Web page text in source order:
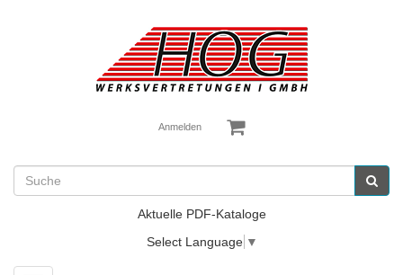
Anmelden
Aktuelle PDF-Kataloge
Select Language ▼